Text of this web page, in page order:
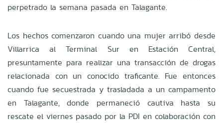
perpetrado la semana pasada en Talagante.
Los hechos comenzaron cuando una mujer arribó desde
Villarrica al Terminal Sur en Estación Central,
presuntamente para realizar una transacción de drogas
relacionada con un conocido traficante. Fue entonces
cuando fue secuestrada y trasladada a un campamento
en Talagante, donde permaneció cautiva hasta su
rescate el viernes pasado por la PDI en colaboración con